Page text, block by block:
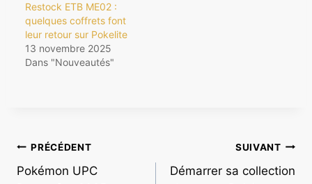
Restock ETB ME02 :
quelques coffrets font
leur retour sur Pokelite
13 novembre 2025
Dans "Nouveautés"
Navigation
PRÉCÉDENT
Pokémon UPC
SUIVANT
Démarrer sa collection